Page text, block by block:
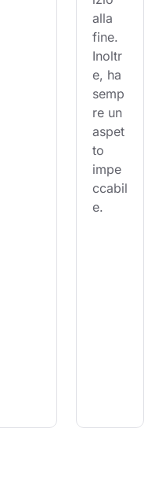
alla
fine.
Inoltr
e, ha
semp
re un
aspet
to
impe
ccabil
e.